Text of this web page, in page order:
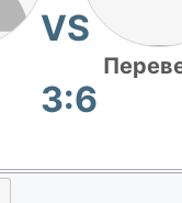
VS
3:6